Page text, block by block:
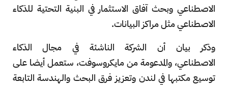
الاصطناعي وبحث آفاق الاستثمار في البنية التحتية للذكاء
الاصطناعي مثل مراكز البيانات.
وذكر بيان أن الشركة الناشئة في مجال الذكاء
الاصطناعي، والمدعومة من مايكروسوفت، ستعمل أيضا على
توسيع مكتبها في لندن وتعزيز فرق البحث والهندسة التابعة